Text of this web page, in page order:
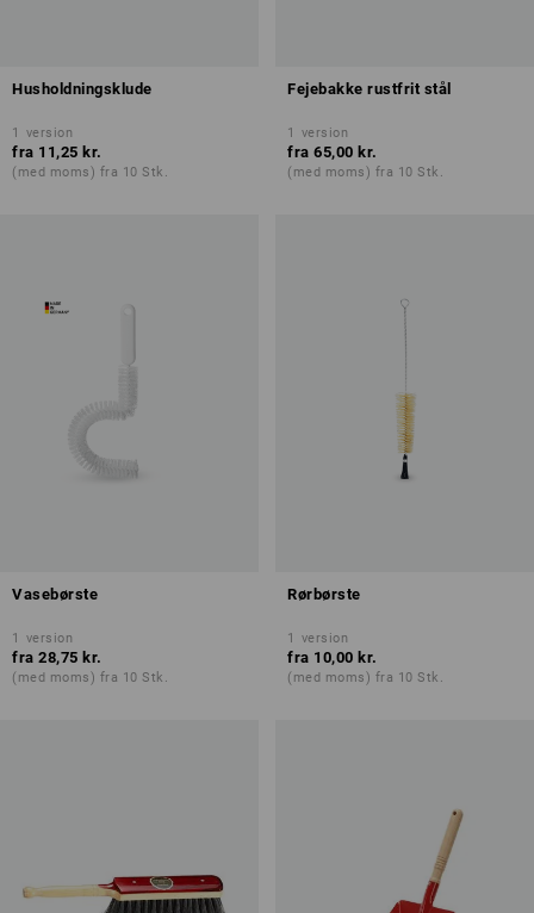
Husholdningsklude
1 version
fra 11,25 kr.
(med moms) fra 10 Stk.
Fejebakke rustfrit stål
1 version
fra 65,00 kr.
(med moms) fra 10 Stk.
Vasebørste
1 version
fra 28,75 kr.
(med moms) fra 10 Stk.
Rørbørste
1 version
fra 10,00 kr.
(med moms) fra 10 Stk.